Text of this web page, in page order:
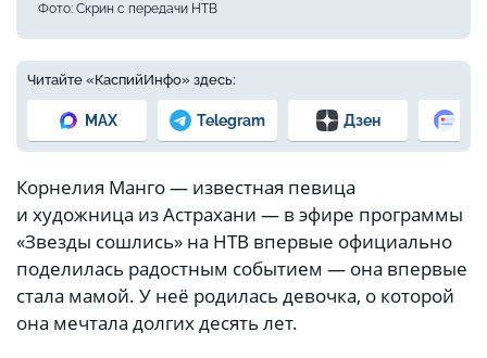
Фото: Скрин с передачи НТВ
Читайте «КаспийИнфо» здесь:
MAX Telegram Дзен
Корнелия Манго — известная певица
и художница из Астрахани — в эфире программы
«Звезды сошлись» на НТВ впервые официально
поделилась радостным событием — она впервые
стала мамой. У неё родилась девочка, о которой
она мечтала долгих десять лет.